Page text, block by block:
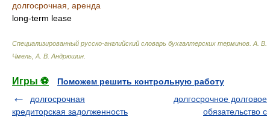
долгосрочная, аренда
long-term lease
Специализированный русско-английский словарь бухгалтерских терминов А. В.
Чмель, А. В. Андрюшин
Игры ⚽
Поможем решить контрольную работу
долгосрочная
кредиторская задолженность
долгосрочное долговое
обязательство с